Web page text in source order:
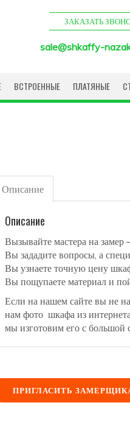
ЗАКАЗАТЬ
sale@shkaffy-
ВСТРОЕННЫЕ ПЛАТЯНЫЕ
Описание
Описание
Вызывайте мастера на замер
Вы зададите вопросы, а
Вы узнаете точную цену
Вы пощупаете материал и
Если на нашем сайте вы не
нам фото шкафа из
мы изготовим его с большой
ПРИГЛАСИТЬ